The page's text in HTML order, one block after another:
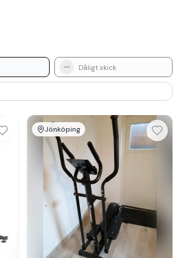
Dåligt skick
Se mer hos
Se mer hos
Jönköping